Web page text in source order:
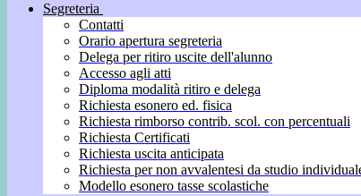
Segreteria
Contatti
Orario apertura segreteria
Delega per ritiro uscite dell'alunno
Accesso agli atti
Diploma modalità ritiro e delega
Richiesta esonero ed. fisica
Richiesta rimborso contrib. scol. con percentuali
Richiesta Certificati
Richiesta uscita anticipata
Richiesta per non avvalentesi da studio
Modello esonero tasse scolastiche